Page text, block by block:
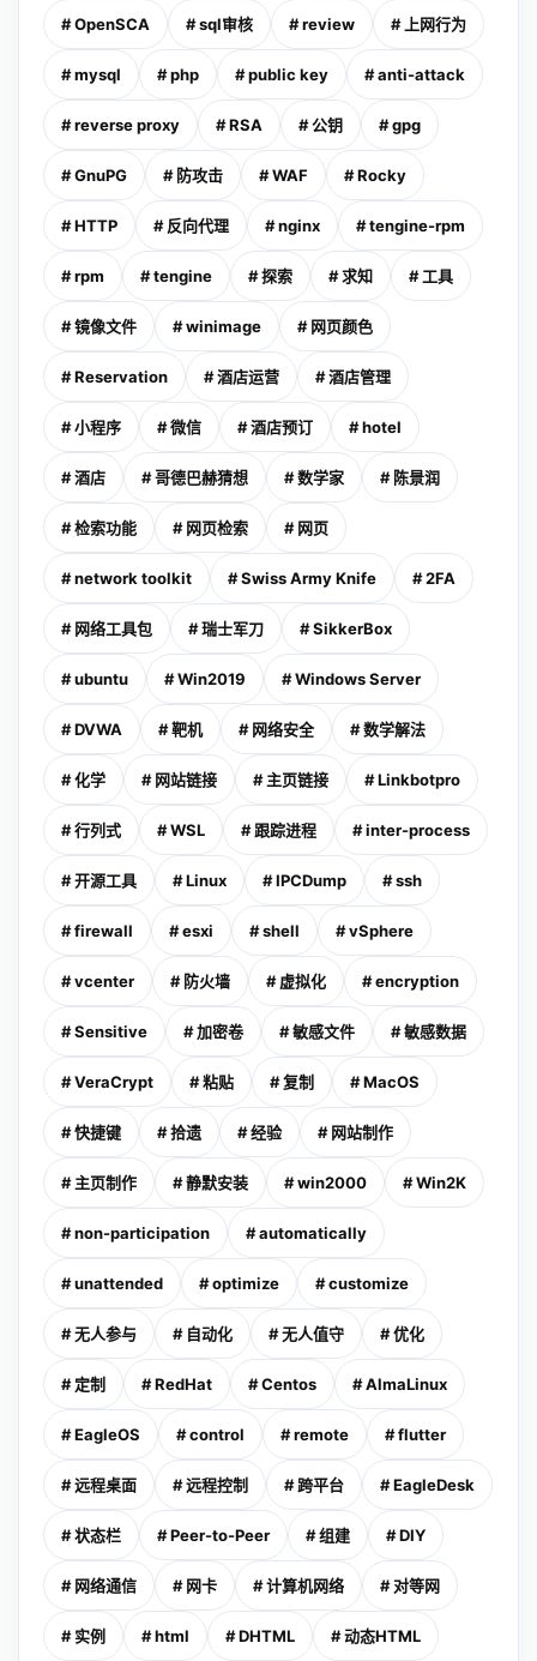
# OpenSCA # sql审核 # review # 上网行为
# mysql # php # public key # anti-attack
# reverse proxy # RSA # 公钥 # gpg
# GnuPG # 防攻击 # WAF # Rocky
# HTTP # 反向代理 # nginx # tengine-rpm
# rpm # tengine # 探索 # 求知 # 工具
# 镜像文件 # winimage # 网页颜色
# Reservation # 酒店运营 # 酒店管理
# 小程序 # 微信 # 酒店预订 # hotel
# 酒店 # 哥德巴赫猜想 # 数学家 # 陈景润
# 检索功能 # 网页检索 # 网页
# network toolkit # Swiss Army Knife # 2FA
# 网络工具包 # 瑞士军刀 # SikkerBox
# ubuntu # Win2019 # Windows Server
# DVWA # 靶机 # 网络安全 # 数学解法
# 化学 # 网站链接 # 主页链接 # Linkbotpro
# 行列式 # WSL # 跟踪进程 # inter-process
# 开源工具 # Linux # IPCDump # ssh
# firewall # esxi # shell # vSphere
# vcenter # 防火墙 # 虚拟化 # encryption
# Sensitive # 加密卷 # 敏感文件 # 敏感数据
# VeraCrypt # 粘贴 # 复制 # MacOS
# 快捷键 # 拾遗 # 经验 # 网站制作
# 主页制作 # 静默安装 # win2000 # Win2K
# non-participation # automatically
# unattended # optimize # customize
# 无人参与 # 自动化 # 无人值守 # 优化
# 定制 # RedHat # Centos # AlmaLinux
# EagleOS # control # remote # flutter
# 远程桌面 # 远程控制 # 跨平台 # EagleDesk
# 状态栏 # Peer-to-Peer # 组建 # DIY
# 网络通信 # 网卡 # 计算机网络 # 对等网
# 实例 # html # DHTML # 动态HTML